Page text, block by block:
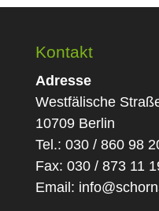
Kontakt
Adresse
Westfälische
10709 Berlin
Tel.: 030 / 860 98
Fax: 030 / 873 11
Email: